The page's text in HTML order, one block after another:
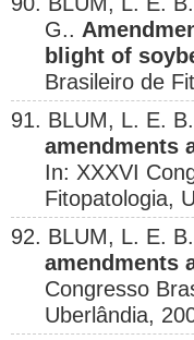
G..
blight of
Brasileiro de
91. BLUM, L. E.
amendments
In: XXXVI
Fitopatologia,
92. BLUM, L. E.
amendments
Congresso
Uberlândia,